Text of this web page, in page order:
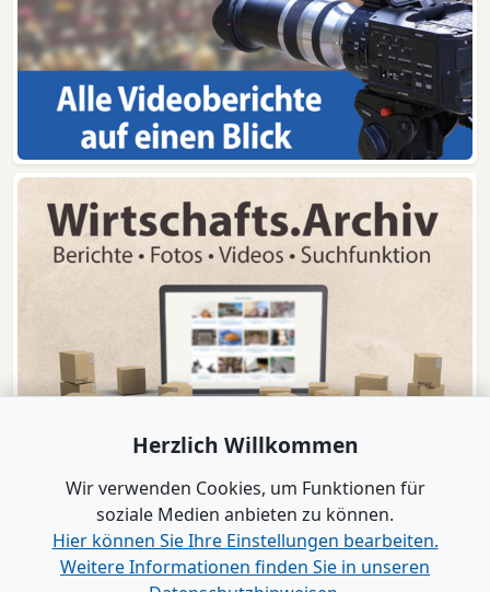
Herzlich Willkommen
Wir verwenden Cookies, um Funktionen für
soziale Medien anbieten zu können.
Hier können Sie Ihre Einstellungen bearbeiten.
Weitere Informationen finden Sie in unseren